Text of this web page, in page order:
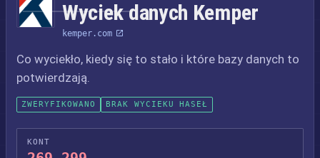
Wyciek danych Kemper
kemper.com
Co wyciekło, kiedy się to stało i które bazy danych to
potwierdzają.
ZWERYFIKOWANO BRAK WYCIEKU HASEŁ
KONT